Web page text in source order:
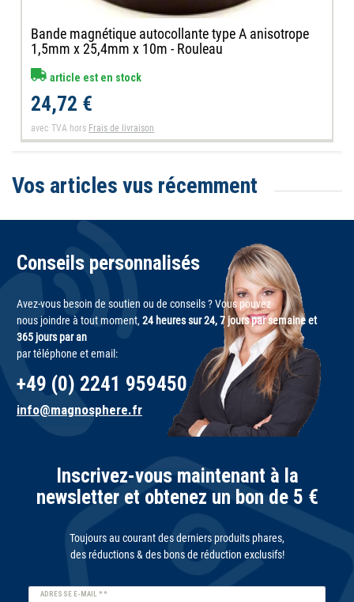
Bande magnétique autocollante type A anisotrope
1,5mm x 25,4mm x 10m - Rouleau
article est en stock
24,72 €
avec TVA hors Frais de livraison
Vos articles vus récemment
Conseils personnalisés
Avez-vous besoin de soutien ou de conseils ? Vous pouvez
nous joindre à tout moment, 24 heures sur 24, 7 jours par semaine et
365 jours par an
par téléphone et email:
+49 (0) 2241 959450
info@magnosphere.fr
Inscrivez-vous maintenant à la
newsletter et obtenez un bon de 5 €
Toujours au courant des derniers produits phares,
des réductions & des bons de réduction exclusifs!
ADRESSE E-MAIL **
Ceres::Template.newsletterHoneypotLabel